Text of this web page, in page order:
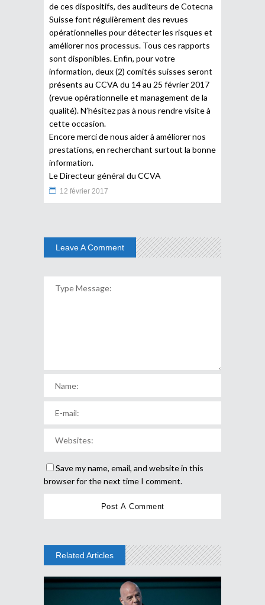
de ces dispositifs, des auditeurs de Cotecna
Suisse font régulièrement des revues
opérationnelles pour détecter les risques et
améliorer nos processus. Tous ces rapports
sont disponibles. Enfin, pour votre
information, deux (2) comités suisses seront
présents au CCVA du 14 au 25 février 2017
(revue opérationnelle et management de la
qualité). N’hésitez pas à nous rendre visite à
cette occasion.
Encore merci de nous aider à améliorer nos
prestations, en recherchant surtout la bonne
information.
Le Directeur général du CCVA
12 février 2017
Leave A Comment
Save my name, email, and website in this
browser for the next time I comment.
Related Articles